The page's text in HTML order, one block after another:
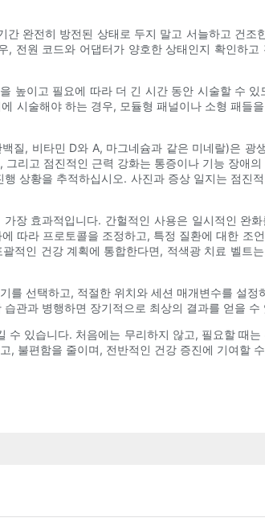
완전히 방전된 상태로 두지 말고 서늘하고 건조
전원 코드와 어댑터가 양호한 상태인지 확인하
높이고 필요에 따라 더 긴 시간 동안 시술할 수 있
시술해야 하는 경우, 모듈형 패널이나 소형 패들
질, 비타민 D와 A, 마그네슘과 같은 미네랄)은 광
리고 점진적인 근력 강화는 통증이나 기능 장애
상황을 추적하십시오. 사진과 증상 일지는 점진
장 효과적입니다. 간헐적인 사용은 일시적인 완
따라 프로토콜을 조정하고, 특정 질환에 대한 조
적인 건강 계획에 통합한다면, 적색광 치료 벨트
선택하고, 적절한 위치와 세션 매개변수를 설정
관과 병행하면 장기적으로 최상의 결과를 얻을 수
있습니다. 처음에는 무리하지 않고, 필요할 때
, 불편함을 줄이며, 전반적인 건강 증진에 기여할